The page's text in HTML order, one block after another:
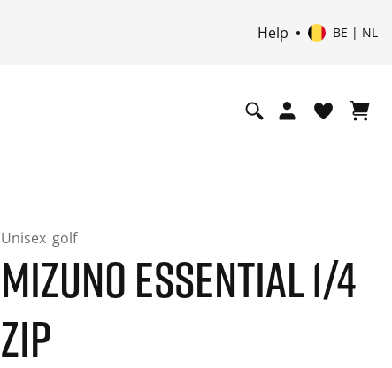
Help BE | NL
Unisex golf
MIZUNO ESSENTIAL 1/4
ZIP